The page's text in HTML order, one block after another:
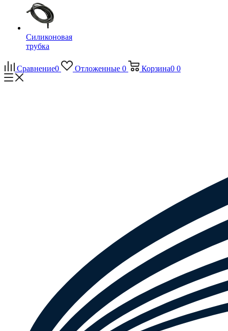
Силиконовая
трубка
Сравнение0 Отложенные 0 Корзина0 0